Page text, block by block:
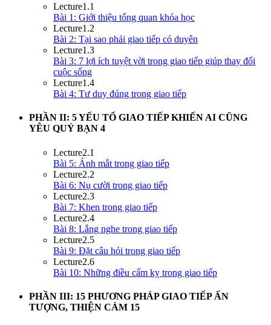
Lecture1.1
Bài 1: Giới thiệu tổng quan khóa học
Lecture1.2
Bài 2: Tại sao phải giao tiếp có duyên
Lecture1.3
Bài 3: 7 lợi ích tuyệt vời trong giao tiếp giúp thay đổi
cuộc sống
Lecture1.4
Bài 4: Tư duy đúng trong giao tiếp
PHẦN II: 5 YẾU TỐ GIAO TIẾP KHIẾN AI CŨNG
YÊU QUÝ BẠN 4
Lecture2.1
Bài 5: Ánh mắt trong giao tiếp
Lecture2.2
Bài 6: Nụ cười trong giao tiếp
Lecture2.3
Bài 7: Khen trong giao tiếp
Lecture2.4
Bài 8: Lắng nghe trong giao tiếp
Lecture2.5
Bài 9: Đặt câu hỏi trong giao tiếp
Lecture2.6
Bài 10: Những điều cấm kỵ trong giao tiếp
PHẦN III: 15 PHƯƠNG PHÁP GIAO TIẾP ẤN
TƯỢNG, THIỆN CẢM 15